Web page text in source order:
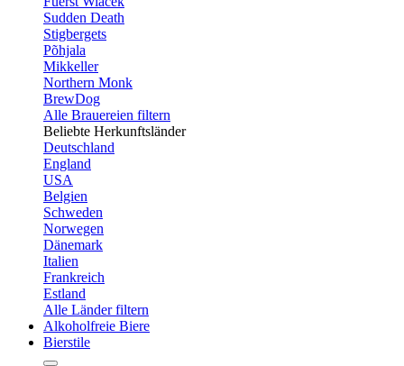
Sudden Death
Stigbergets
Põhjala
Mikkeller
Northern Monk
BrewDog
Alle Brauereien filtern
Beliebte Herkunftsländer
Deutschland
England
USA
Belgien
Schweden
Norwegen
Dänemark
Italien
Frankreich
Estland
Alle Länder filtern
Alkoholfreie Biere
Bierstile